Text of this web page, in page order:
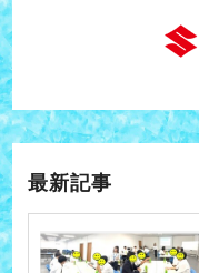
最新記事